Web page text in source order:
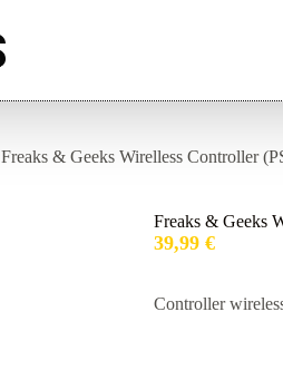
Freaks & Geeks Wirelless Controller
Freaks & Geeks
39,99€
Controller